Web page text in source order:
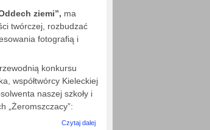
ziemi”, ma
twórczej, rozbudzać
fotografią i
konkursu
współtwórcy Kieleckiej
naszej szkoły i
„Żeromszczacy”:
Czytaj dalejwpis